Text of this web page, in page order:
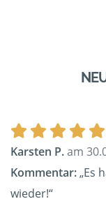
Karsten P.am
Kommentar:„Es
wieder!“